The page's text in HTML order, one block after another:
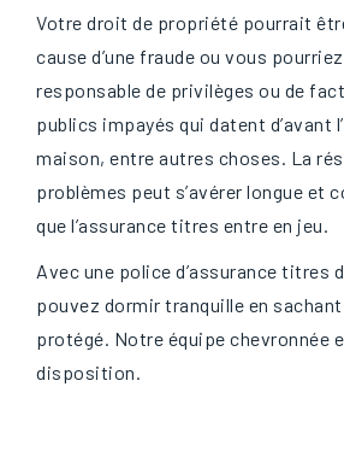
Votre droit de propriété pourrait
cause d’une fraude ou vous
responsable de privilèges ou de
publics impayés qui datent d’avant
maison, entre autres choses. La
problèmes peut s’avérer longue et
que l’assurance titres entre en jeu.
Avec une police d’assurance titres
pouvez dormir tranquille en
protégé. Notre équipe chevronnée
disposition.